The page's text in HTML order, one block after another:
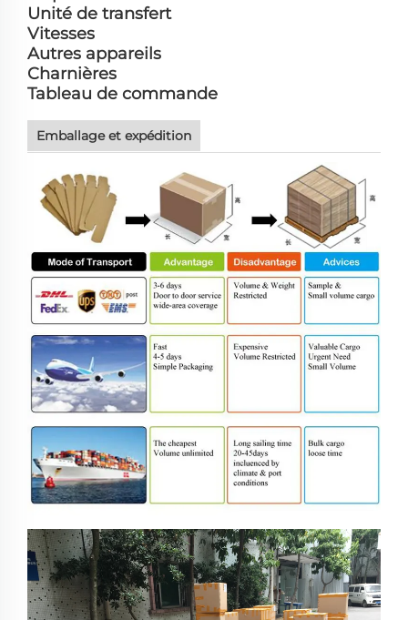
Unité de transfert
Vitesses
Autres appareils
Charnières
Tableau de commande
Emballage et expédition